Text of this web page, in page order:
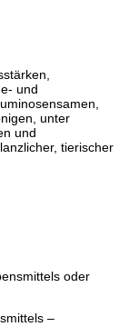
und
unter
und
tierischer
oder
–